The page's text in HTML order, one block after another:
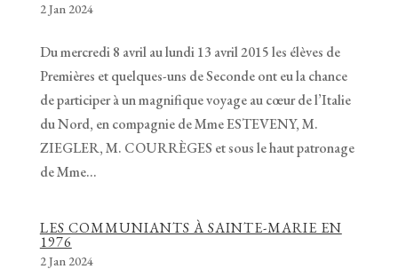
2 Jan 2024
Du mercredi 8 avril au lundi 13 avril 2015 les élèves de
Premières et quelques-uns de Seconde ont eu la chance
de participer à un magnifique voyage au cœur de l’Italie
du Nord, en compagnie de Mme ESTEVENY, M.
ZIEGLER, M. COURRÈGES et sous le haut patronage
de Mme...
LES COMMUNIANTS À SAINTE-MARIE EN
1976
2 Jan 2024